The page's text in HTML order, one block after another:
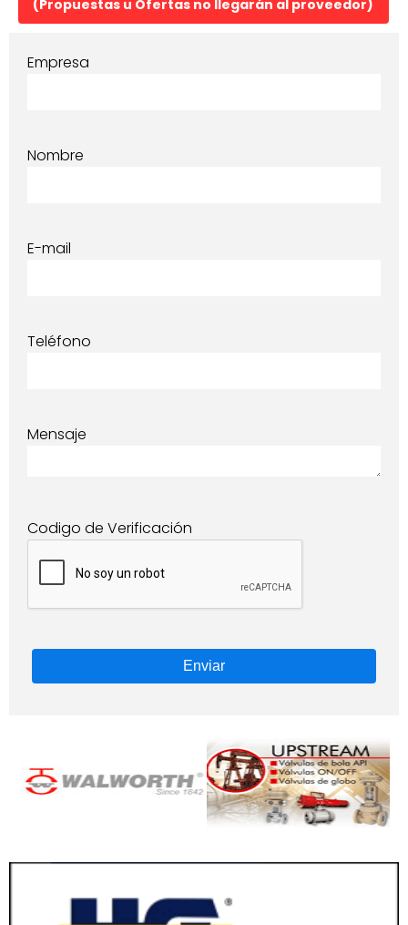
(Propuestas u Ofertas no llegarán al proveedor)
Empresa
Nombre
E-mail
Teléfono
Mensaje
Codigo de Verificación
Enviar